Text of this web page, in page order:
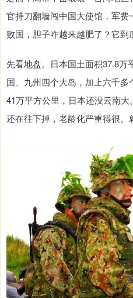
官持刀翻墙闯中国大使馆，军
败国，胆子咋越来越肥了？它到
先看地盘。日本国土面积37.8万
国、九州四个大岛，加上六千
41万平方公里，日本还没云南大
还在往下掉，老龄化严重得很。